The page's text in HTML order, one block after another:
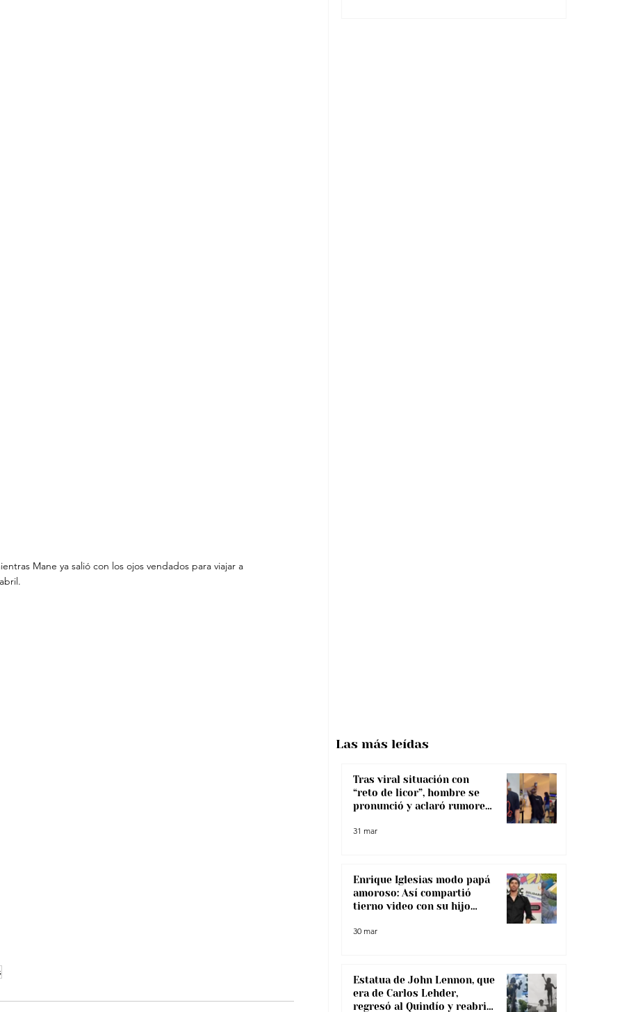
Mane ya salió con los ojos vendados para viajar a
Tras viral situación con
“reto de licor”, hombre se
pronunció y aclaró rumores
31 mar
Enrique Iglesias modo papá
amoroso: Así compartió
tierno video con su hijo
30 mar
Estatua de John Lennon, que
era de Carlos Lehder,
regresó al Quindío y reabrió
Las más leídas